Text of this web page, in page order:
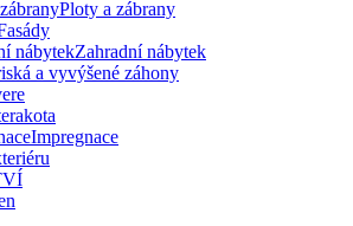
Ploty a zábrany
Zahradní nábytek
a vyvýšené záhony
Impregnace